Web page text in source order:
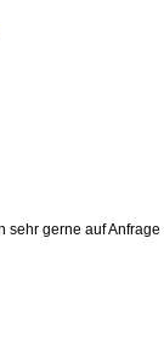
sehr gerne auf Anfrage